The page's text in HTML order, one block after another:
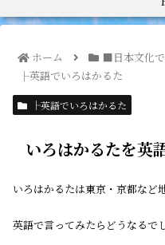
ホーム
■日本文化
├英語でいろはかるた
├英語でいろはかるた
いろはかるたを英
いろはかるたは東京・京都など
英語で言ってみたらどうなるで